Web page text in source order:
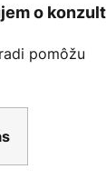
o
pomôžu